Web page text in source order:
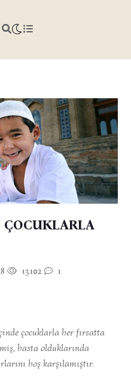
13102 1
çocuklarla her fırsatta
hasta olduklarında
hoş karşılamıştır.